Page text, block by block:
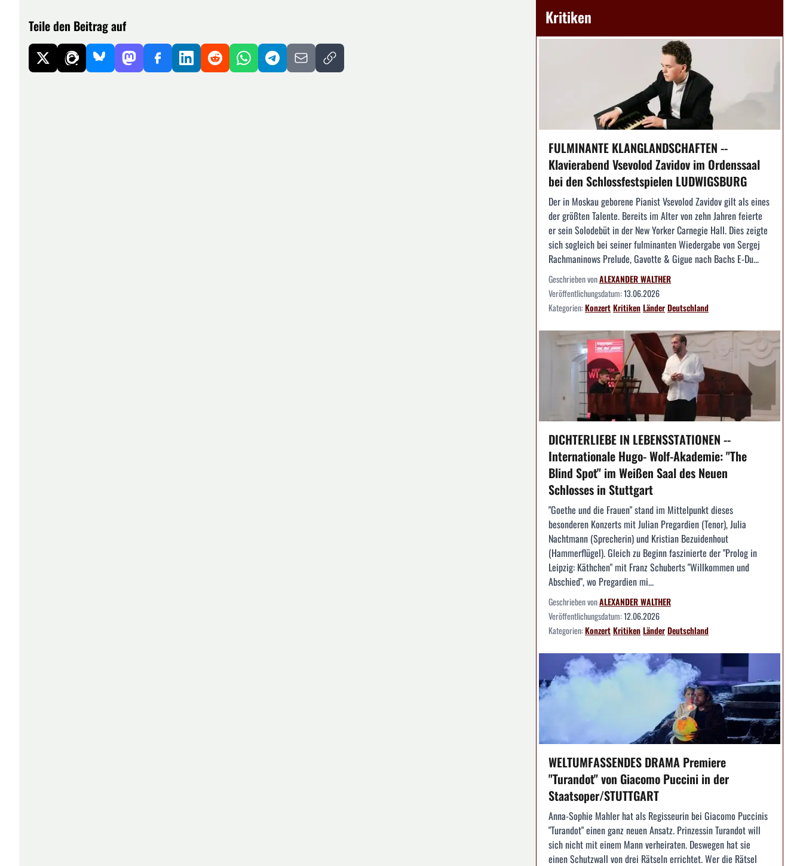
Teile den Beitrag auf Kritiken
FULMINANTE KLANGLANDSCHAFTEN --
Klavierabend Vsevolod Zavidov im Ordenssaal
bei den Schlossfestspielen LUDWIGSBURG
Der in Moskau geborene Pianist Vsevolod Zavidov gilt als eines
der größten Talente. Bereits im Alter von zehn Jahren feierte
er sein Solodebüt in der New Yorker Carnegie Hall. Dies zeigte
sich sogleich bei seiner fulminanten Wiedergabe von Sergej
Rachmaninows Prelude, Gavotte & Gigue nach Bachs E-Du...
Geschrieben vonALEXANDER WALTHER
Veröffentlichungsdatum:13.06.2026
Kategorien:KonzertKritikenLänderDeutschland
DICHTERLIEBE IN LEBENSSTATIONEN --
Internationale Hugo- Wolf-Akademie: "The
Blind Spot" im Weißen Saal des Neuen
Schlosses in Stuttgart
"Goethe und die Frauen" stand im Mittelpunkt dieses
besonderen Konzerts mit Julian Pregardien (Tenor), Julia
Nachtmann (Sprecherin) und Kristian Bezuidenhout
(Hammerflügel). Gleich zu Beginn faszinierte der "Prolog in
Leipzig: Käthchen" mit Franz Schuberts "Willkommen und
Abschied", wo Pregardien mi...
Geschrieben vonALEXANDER WALTHER
Veröffentlichungsdatum:12.06.2026
Kategorien:KonzertKritikenLänderDeutschland
WELTUMFASSENDES DRAMA Premiere
"Turandot" von Giacomo Puccini in der
Staatsoper/STUTTGART
Anna-Sophie Mahler hat als Regisseurin bei Giacomo Puccinis
"Turandot" einen ganz neuen Ansatz. Prinzessin Turandot will
sich nicht mit einem Mann verheiraten. Deswegen hat sie
einen Schutzwall von drei Rätseln errichtet. Wer die Rätsel